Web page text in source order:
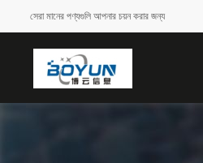
সেরা মানের পণ্যগুলি আপনার চয়ন করার জন্য